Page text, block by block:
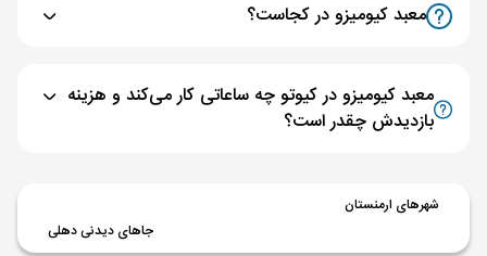
معبد کیومیزو در کجاست؟
معبد کیومیزو در کیوتو چه ساعاتی کار می‌کند و هزینه
بازدیدش چقدر است؟
شهرهای ارمنستان
جاهای دیدنی دهلی